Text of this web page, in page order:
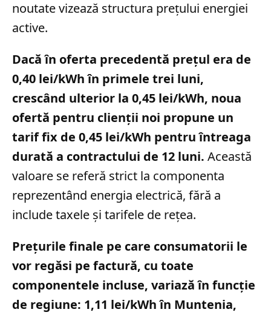
noutate vizează structura prețului energiei
active.
Dacă în oferta precedentă prețul era de
0,40 lei/kWh în primele trei luni,
crescând ulterior la 0,45 lei/kWh, noua
ofertă pentru clienții noi propune un
tarif fix de 0,45 lei/kWh pentru întreaga
durată a contractului de 12 luni. Această
valoare se referă strict la componenta
reprezentând energia electrică, fără a
include taxele și tarifele de rețea.
Prețurile finale pe care consumatorii le
vor regăsi pe factură, cu toate
componentele incluse, variază în funcție
de regiune: 1,11 lei/kWh în Muntenia,